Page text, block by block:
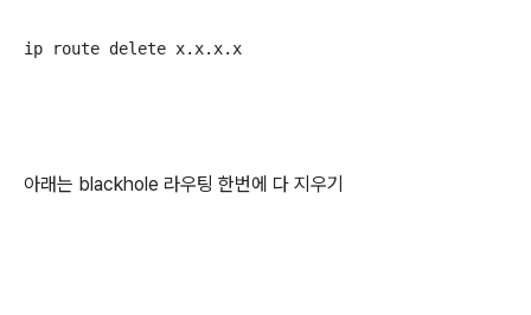
ip route delete x.x.x.x
아래는 blackhole 라우팅 한번에 다 지우기